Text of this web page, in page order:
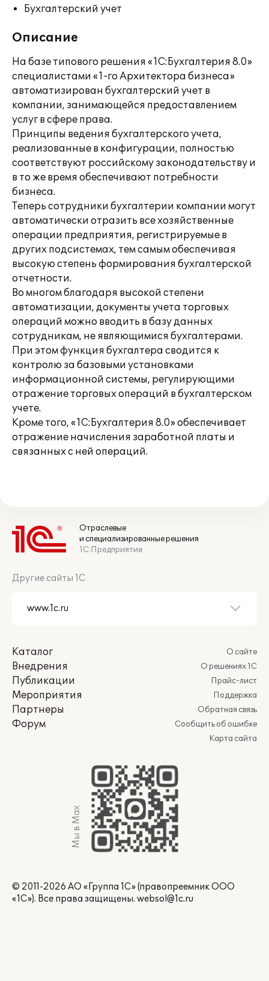
Бухгалтерский учет
Описание
На базе типового решения «1С:Бухгалтерия 8.0»
специалистами «1-го Архитектора бизнеса»
автоматизирован бухгалтерский учет в
компании, занимающейся предоставлением
услуг в сфере права.
Принципы ведения бухгалтерского учета,
реализованные в конфигурации, полностью
соответствуют российскому законодательству и
в то же время обеспечивают потребности
бизнеса.
Теперь сотрудники бухгалтерии компании могут
автоматически отразить все хозяйственные
операции предприятия, регистрируемые в
других подсистемах, тем самым обеспечивая
высокую степень формирования бухгалтерской
отчетности.
Во многом благодаря высокой степени
автоматизации, документы учета торговых
операций можно вводить в базу данных
сотрудникам, не являющимися бухгалтерами.
При этом функция бухгалтера сводится к
контролю за базовыми установками
информационной системы, регулирующими
отражение торговых операций в бухгалтерском
учете.
Кроме того, «1С:Бухгалтерия 8.0» обеспечивает
отражение начисления заработной платы и
связанных с ней операций.
Отраслевые
и специализированные решения
1С:Предприятие
Другие сайты 1С
Каталог
Внедрения
Публикации
Мероприятия
Партнеры
Форум
О сайте
О решениях 1С
Прайс-лист
Поддержка
Обратная связь
Сообщить об ошибке
Карта сайта
Мы в Max
© 2011-2026 АО «Группа 1С» (правопреемник ООО
«1С»). Все права защищены. websol@1c.ru